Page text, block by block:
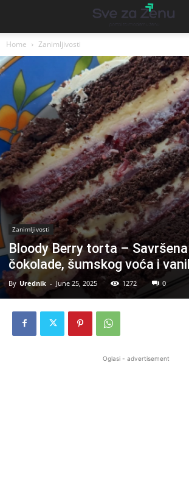
Home Zanimljivosti
Zanimljivosti
Bloody Berry torta –
čokolade, šumskog voća i
By Urednik - June 25, 2025 1272 0
Oglasi - advertisement